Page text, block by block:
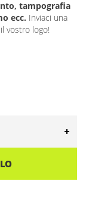
tampografia
ecc. Inviaci una
vostro logo!